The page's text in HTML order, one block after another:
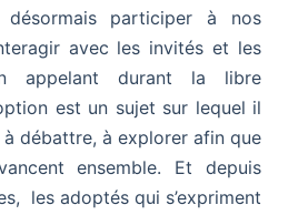
désormais participer à nos
avec les invités et les
appelant durant la libre
est un sujet sur lequel il
débattre, à explorer afin que
ensemble. Et depuis
les adoptés qui s’expriment